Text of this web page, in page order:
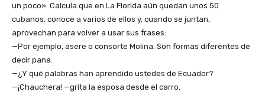
un poco». Calcula que en La Florida aún quedan unos 50
cubanos, conoce a varios de ellos y, cuando se juntan,
aprovechan para volver a usar sus frases:
—Por ejemplo, asere o consorte Molina. Son formas diferentes de
decir pana.
—¿Y qué palabras han aprendido ustedes de Ecuador?
—¡Chauchera! —grita la esposa desde el carro.